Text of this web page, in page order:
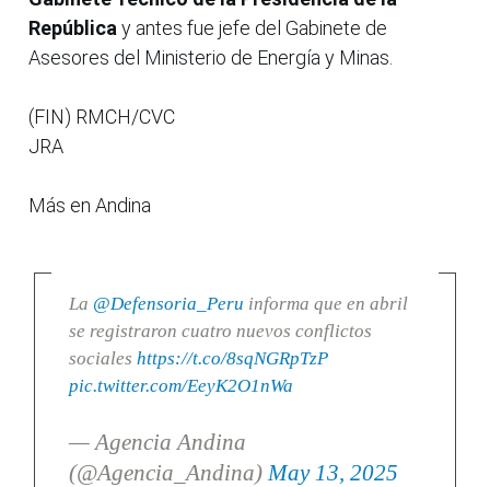
República y antes fue jefe del Gabinete de
Asesores del Ministerio de Energía y Minas.
(FIN) RMCH/CVC
JRA
Más en Andina
La @Defensoria_Peru informa que en abril
se registraron cuatro nuevos conflictos
sociales https://t.co/8sqNGRpTzP
pic.twitter.com/EeyK2O1nWa
— Agencia Andina
(@Agencia_Andina) May 13, 2025